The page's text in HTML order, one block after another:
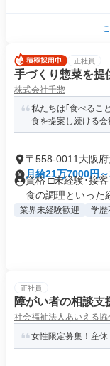
正社員
手づくり惣菜を提
株式会社千惣
私たちは｢食べるこ
食を提案し続ける会
〒558-0011大阪
月給21万7000円
資格 □未経験･接
食の調理といった
業界未経験歓迎 学歴
正社員
障がい者の相談⽀
社会福祉法人あいえる協
女性限定募集！産